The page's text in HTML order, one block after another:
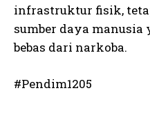
infrastruktur fisik,
sumber daya
bebas dari narkoba.
#Pendim1205